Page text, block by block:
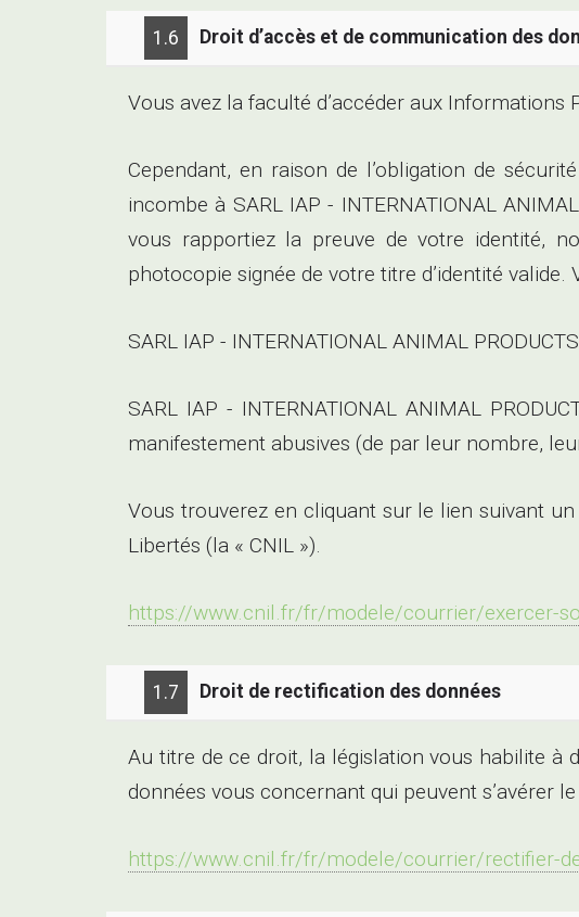
1.6 Droit d’accès et de communication des
Vous avez la faculté d’accéder aux
Cependant, en raison de l’obligation de
incombe à SARL IAP - INTERNATIONAL
vous rapportiez la preuve de votre identité,
photocopie signée de votre titre d’identité
SARL IAP - INTERNATIONAL ANIMAL
SARL IAP - INTERNATIONAL ANIMAL
manifestement abusives (de par leur nombre,
Vous trouverez en cliquant sur le lien suivant
Libertés (la « CNIL »).
https://www.cnil.fr/fr/modele/courrier/exercer-
1.7 Droit de rectification des données
Au titre de ce droit, la législation vous habilite à
données vous concernant qui peuvent s’avérer
https://www.cnil.fr/fr/modele/courrier/rectifier-